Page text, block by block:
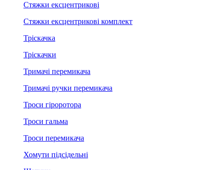
Стяжки ексцентрикові
Стяжки ексцентрикові комплект
Тріскачка
Тріскачки
Тримачі перемикача
Тримачі ручки перемикача
Троси гіроротора
Троси гальма
Троси перемикача
Хомути підсідельні